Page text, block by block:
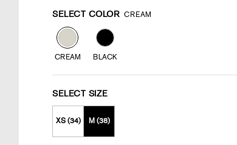
SELECT COLOR CREAM
CREAM BLACK
SELECT SIZE
XS (34) M (38)